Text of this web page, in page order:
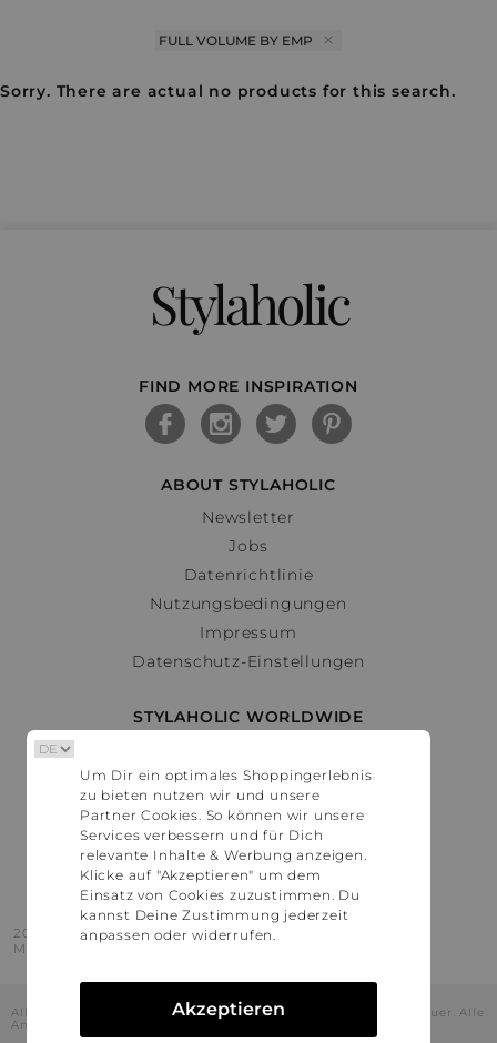
FULL VOLUME BY EMP
Sorry. There are actual no products for this search.
Stylaholic
FIND MORE INSPIRATION
ABOUT STYLAHOLIC
Newsletter
Jobs
Datenrichtlinie
Nutzungsbedingungen
Impressum
Datenschutz-Einstellungen
STYLAHOLIC WORLDWIDE
Österreich
Schweiz
France
United States
2016 - 2026 © Stylaholic.
Made for you with love in munich.
Alle Preise inkl. der jeweils geltenden gesetzlichen Mehrwertsteuer. Alle
Angaben ohne Gewähr.
Um Dir ein optimales Shoppingerlebnis
zu bieten nutzen wir und unsere
Partner Cookies. So können wir unsere
Services verbessern und für Dich
relevante Inhalte & Werbung anzeigen.
Klicke auf "Akzeptieren" um dem
Einsatz von Cookies zuzustimmen. Du
kannst Deine Zustimmung jederzeit
anpassen oder widerrufen.
Akzeptieren